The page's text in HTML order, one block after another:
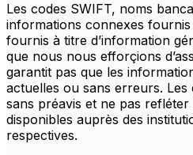
Les codes SWIFT, noms
informations connexes
fournis à titre d’information
que nous nous efforçions
garantit pas que les
actuelles ou sans erreurs.
sans préavis et ne pas
disponibles auprès des
respectives.